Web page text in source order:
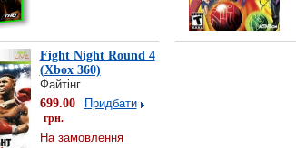
Fight Night Round 4
(Xbox 360)
Файтінг
699.00
грн.
Придбати
На замовлення